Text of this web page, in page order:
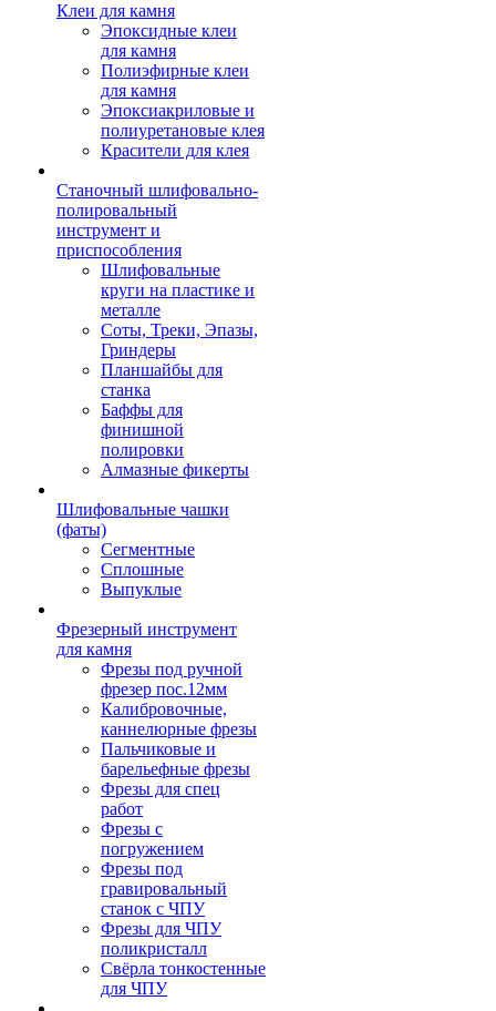
Клеи для камня
Эпоксидные клеи
для камня
Полиэфирные клеи
для камня
Эпоксиакриловые и
полиуретановые клея
Красители для клея
Станочный шлифовально-
полировальный
инструмент и
приспособления
Шлифовальные
круги на пластике и
металле
Соты, Треки, Эпазы,
Гриндеры
Планшайбы для
станка
Баффы для
финишной
полировки
Алмазные фикерты
Шлифовальные чашки
(фаты)
Сегментные
Сплошные
Выпуклые
Фрезерный инструмент
для камня
Фрезы под ручной
фрезер пос.12мм
Калибровочные,
каннелюрные фрезы
Пальчиковые и
барельефные фрезы
Фрезы для спец
работ
Фрезы с
погружением
Фрезы под
гравировальный
станок с ЧПУ
Фрезы для ЧПУ
поликристалл
Свёрла тонкостенные
для ЧПУ